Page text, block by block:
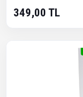
349,00 TL